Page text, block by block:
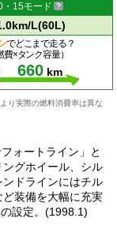
・15モード
L(60L)
でどこまで走る？
費×タンク容量）
660 km
り実際の燃料消費率は異な
ォートライン」と
ングホイール、シル
ドラインにはチル
ど装備を大幅に充実
設定。(1998.1)